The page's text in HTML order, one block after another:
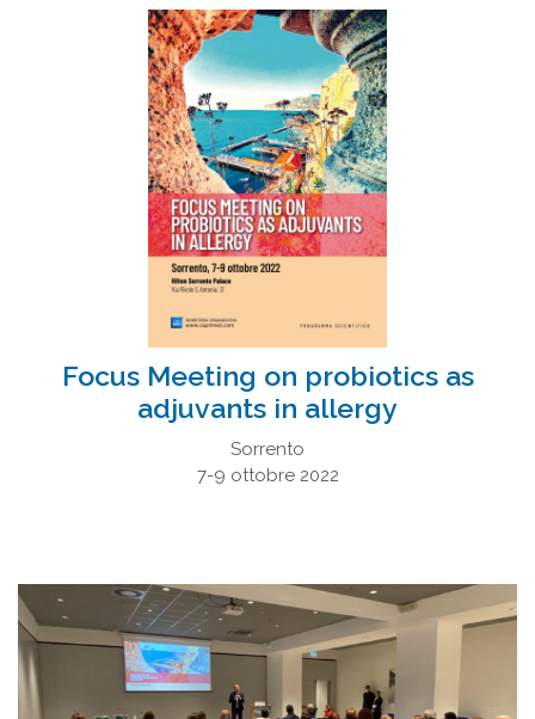
Focus Meeting on probiotics as
adjuvants in allergy
Sorrento
7-9 ottobre 2022